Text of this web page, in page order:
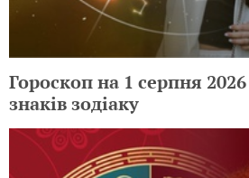
Гороскоп на 1 серпня
знаків зодіаку